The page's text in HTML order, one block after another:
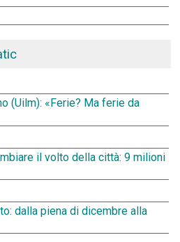
(Uilm): «Ferie? Ma ferie da
il volto della città: 9 milioni
dalla piena di dicembre alla